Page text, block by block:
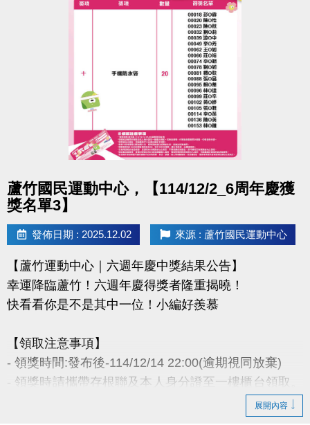
蘆竹國民運動中心，【114/12/2_6周年慶獲
獎名單3】
發佈日期 : 2025.12.02 來源 : 蘆竹國民運動中心
【蘆竹運動中心｜六週年慶中獎結果公告】
幸運降臨蘆竹！六週年慶得獎者隆重揭曉！
快看看你是不是其中一位！小編好羨慕
【領取注意事項】
- 領獎時間:發布後-114/12/14 22:00(逾期視同放棄)
- 領獎時請攜帶存根聯及本人身分證至一樓櫃台領取。
若無法親領，代領者亦需攜帶存根聯、中獎者身分
展開內容